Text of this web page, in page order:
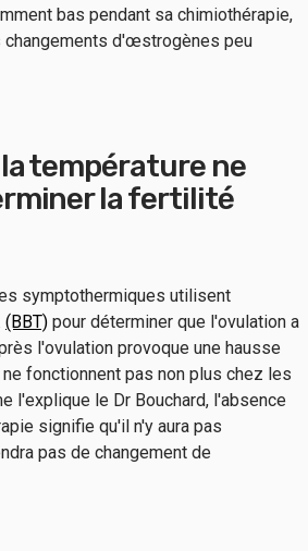
bas pendant sa chimiothérapie,
changements d'œstrogènes peu
température ne
la fertilité
symptothermiques utilisent
(BBT) pour déterminer que l'ovulation a
l'ovulation provoque une hausse
fonctionnent pas non plus chez les
l'explique le Dr Bouchard, l'absence
signifie qu'il n'y aura pas
pas de changement de